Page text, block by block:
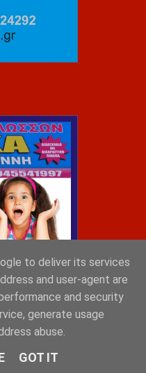
to deliver its services
and user-agent are
and security
generate usage
abuse.
GOT IT